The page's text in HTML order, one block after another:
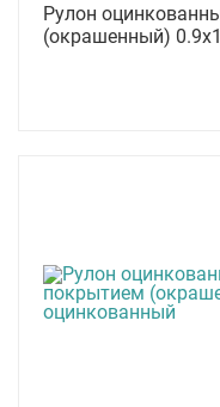
Рулон
(окрашенный)